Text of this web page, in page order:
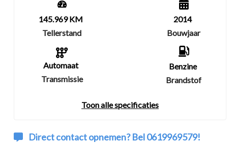
145.969 KM
Tellerstand
Automaat
Transmissie
2014
Bouwjaar
Benzine
Brandstof
Toon alle specificaties
Direct contact opnemen? Bel 0619969579!